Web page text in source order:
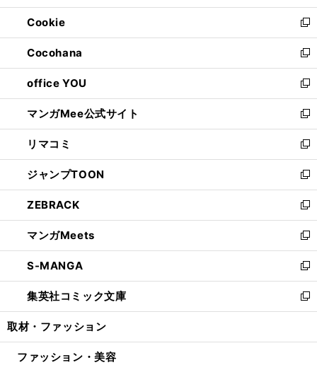
開
く
ウ
で
開
く
ン
ド
ウ
で
開
く
ウ
ィ
ン
ド
ウ
で
開
く
Cookie
新
し
い
ウ
ィ
ン
ド
ウ
で
開
く
Cocohana
新
し
い
ウ
ィ
ン
ド
ウ
で
開
く
office YOU
新
し
い
ウ
ィ
ン
ド
ウ
で
開
く
マンガMee公式サイト
新
し
い
ウ
ィ
ン
ド
ウ
で
開
く
リマコミ
新
し
い
ウ
ィ
ン
ド
ウ
で
開
く
ジャンプTOON
新
し
い
ウ
ィ
ン
ド
ウ
で
開
ZEBRACK
新
し
い
ウ
ィ
ン
ド
ウ
開
マンガMeets
新
し
い
ウ
ィ
ン
ウ
S-MANGA
新
し
い
ウ
ン
集英社コミック文庫
新
し
ウ
取材・ファッション
ファッション・美容